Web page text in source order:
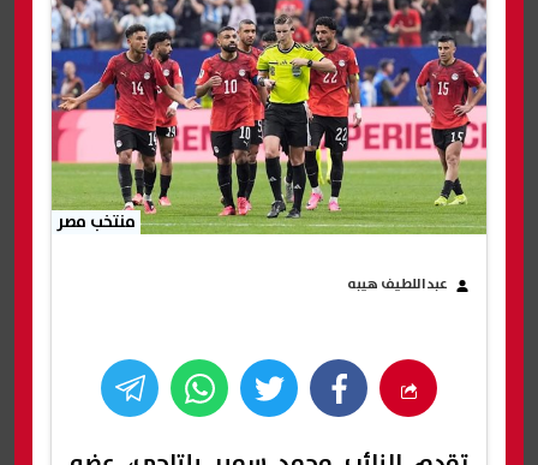
منتخب مصر
عبداللطيف هيبه